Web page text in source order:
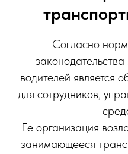
Согласно
водителей является
для сотрудников,
Ее организация
занимающееся